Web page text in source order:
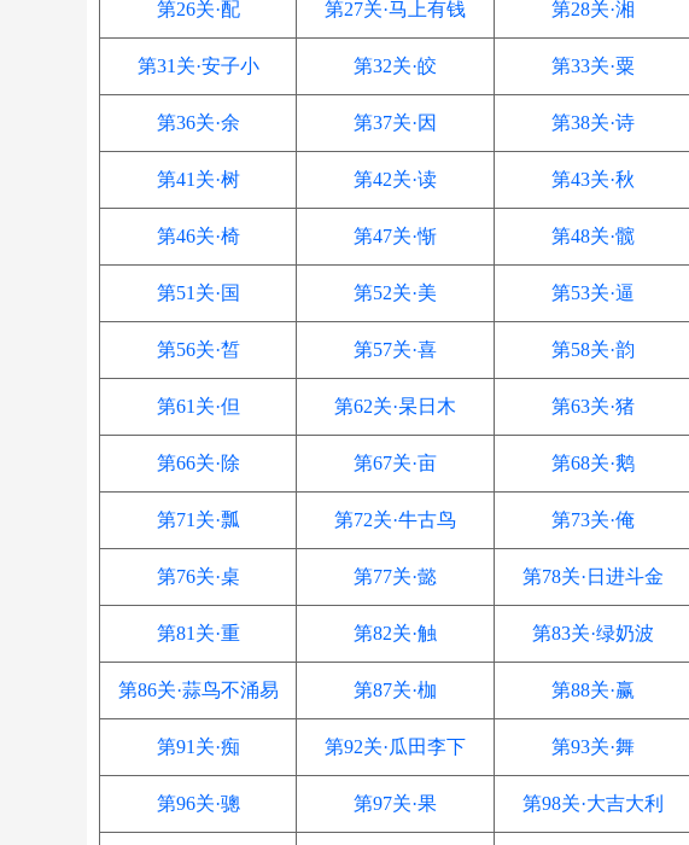
第26关·配 第27关·马上有钱 第28关·湘
第31关·安子小 第32关·皎 第33关·粟
第36关·余 第37关·因 第38关·诗
第41关·树 第42关·读 第43关·秋
第46关·椅 第47关·惭 第48关·髋
第51关·国 第52关·美 第53关·逼
第56关·皙 第57关·喜 第58关·韵
第61关·但 第62关·杲日木 第63关·猪
第66关·除 第67关·亩 第68关·鹅
第71关·瓢 第72关·牛古鸟 第73关·俺
第76关·桌 第77关·懿 第78关·日进斗金
第81关·重 第82关·触 第83关·绿奶波
第86关·蒜鸟不涌易 第87关·枷 第88关·赢
第91关·痴 第92关·瓜田李下 第93关·舞
第96关·骢 第97关·果 第98关·大吉大利